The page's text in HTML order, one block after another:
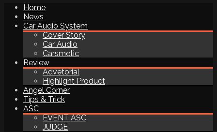
Home
News
Car Audio System
Cover Story
Car Audio
Carsmetic
Review
Advetorial
Highlight Product
Angel Corner
Tips & Trick
ASC
EVENT ASC
JUDGE